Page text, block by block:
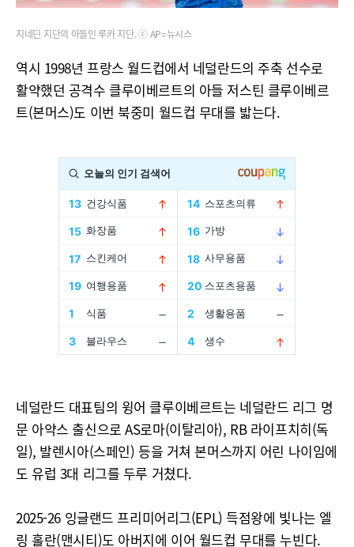
지네딘 지단의 아들인 루카 지단. ⓒ AP=뉴시스
역시 1998년 프랑스 월드컵에서 네덜란드의 주축 선수로
활약했던 공격수 클루이베르트의 아들 저스틴 클루이베르
트(본머스)도 이번 북중미 월드컵 무대를 밟는다.
네덜란드 대표팀의 윙어 클루이베르트는 네덜란드 리그 명
문 아약스 출신으로 AS로마(이탈리아), RB 라이프치히(독
일), 발렌시아(스페인) 등을 거쳐 본머스까지 어린 나이임에
도 유럽 3대 리그를 두루 거쳤다.
2025-26 잉글랜드 프리미어리그(EPL) 득점왕에 빛나는 엘
링 홀란(맨시티)도 아버지에 이어 월드컵 무대를 누빈다.